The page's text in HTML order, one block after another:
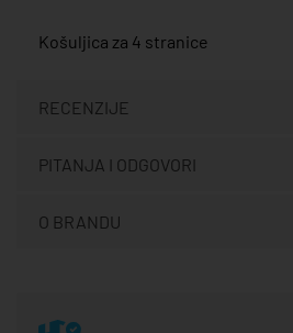
Košuljica za 4 stranice
RECENZIJE
PITANJA I ODGOVORI
O BRANDU